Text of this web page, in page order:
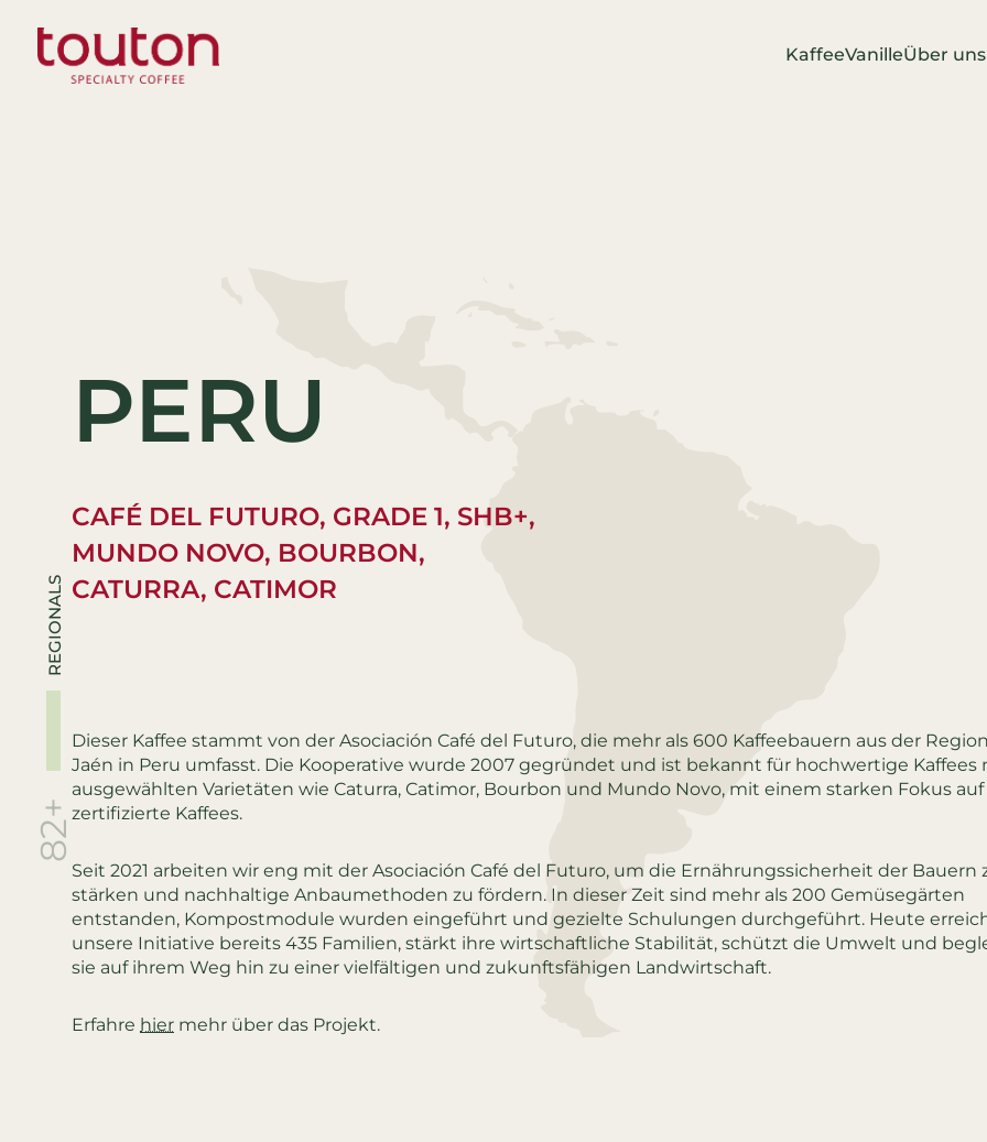
zum
Inhalt
KaffeeVanilleÜber uns
REGIONALS
82+
PERU
CAFÉ DEL FUTURO, GRADE 1, SHB+,
MUNDO NOVO, BOURBON,
CATURRA, CATIMOR
Dieser Kaffee stammt von der Asociación Café del Futuro, die mehr als 600 Kaffeebauern aus der Region
Jaén in Peru umfasst. Die Kooperative wurde 2007 gegründet und ist bekannt für hochwertige Kaffees
ausgewählten Varietäten wie Caturra, Catimor, Bourbon und Mundo Novo, mit einem starken Fokus auf
zertifizierte Kaffees.
Seit 2021 arbeiten wir eng mit der Asociación Café del Futuro, um die Ernährungssicherheit der Bauern
stärken und nachhaltige Anbaumethoden zu fördern. In dieser Zeit sind mehr als 200 Gemüsegärten
entstanden, Kompostmodule wurden eingeführt und gezielte Schulungen durchgeführt. Heute
unsere Initiative bereits 435 Familien, stärkt ihre wirtschaftliche Stabilität, schützt die Umwelt und
sie auf ihrem Weg hin zu einer vielfältigen und zukunftsfähigen Landwirtschaft.
Erfahre hier mehr über das Projekt.